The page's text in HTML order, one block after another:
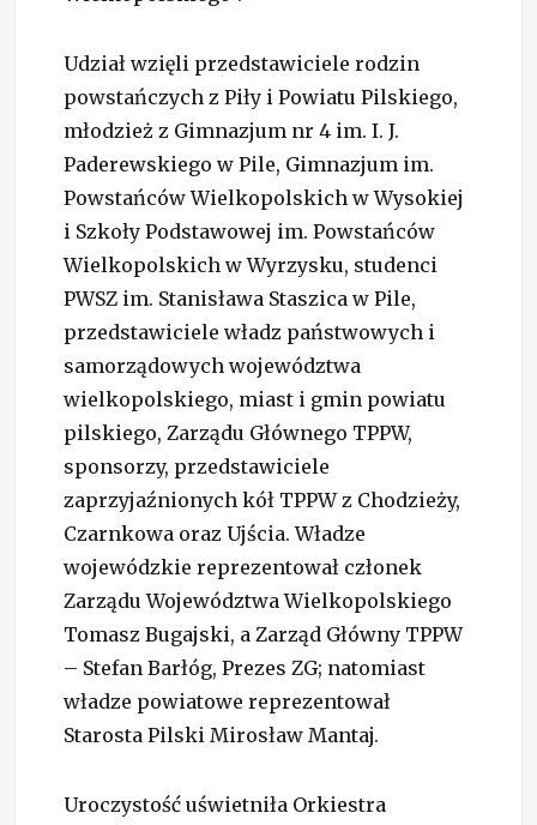
Udział wzięli przedstawiciele rodzin
powstańczych z Piły i Powiatu Pilskiego,
młodzież z Gimnazjum nr 4 im. I. J.
Paderewskiego w Pile, Gimnazjum im.
Powstańców Wielkopolskich w Wysokiej
i Szkoły Podstawowej im. Powstańców
Wielkopolskich w Wyrzysku, studenci
PWSZ im. Stanisława Staszica w Pile,
przedstawiciele władz państwowych i
samorządowych województwa
wielkopolskiego, miast i gmin powiatu
pilskiego, Zarządu Głównego TPPW,
sponsorzy, przedstawiciele
zaprzyjaźnionych kół TPPW z Chodzieży,
Czarnkowa oraz Ujścia. Władze
wojewódzkie reprezentował członek
Zarządu Województwa Wielkopolskiego
Tomasz Bugajski, a Zarząd Główny TPPW
– Stefan Barłóg, Prezes ZG; natomiast
władze powiatowe reprezentował
Starosta Pilski Mirosław Mantaj.
Uroczystość uświetniła Orkiestra